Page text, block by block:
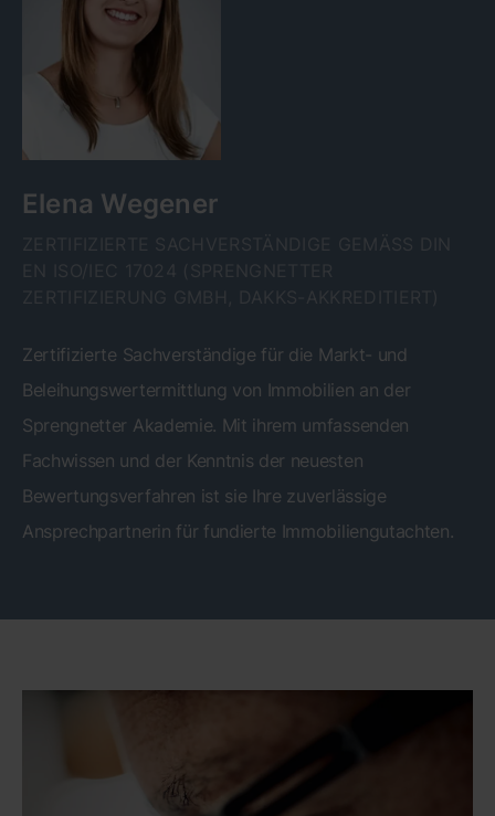
Elena Wegener
Zertifizierte Sachverständige für die Markt- und
Beleihungswertermittlung von Immobilien an der
Sprengnetter Akademie. Mit ihrem umfassenden
Fachwissen und der Kenntnis der neuesten
Bewertungsverfahren ist sie Ihre zuverlässige
Ansprechpartnerin für fundierte Immobiliengutachten.